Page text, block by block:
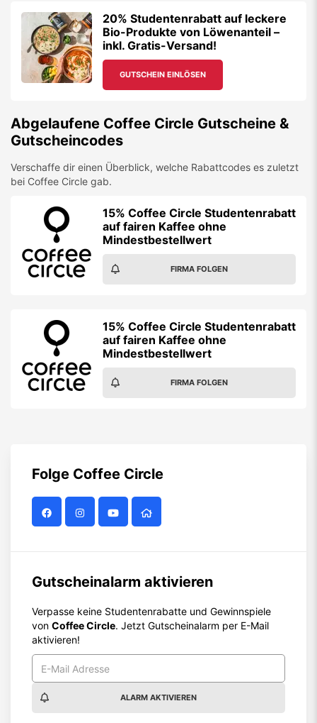
20% Studentenrabatt auf leckere
Bio-Produkte von Löwenanteil –
inkl. Gratis-Versand!
GUTSCHEIN EINLÖSEN
Abgelaufene Coffee Circle Gutscheine &
Gutscheincodes
Verschaffe dir einen Überblick, welche Rabattcodes es zuletzt
bei Coffee Circle gab.
15% Coffee Circle Studentenrabatt
auf fairen Kaffee ohne
Mindestbestellwert
FIRMA FOLGEN
15% Coffee Circle Studentenrabatt
auf fairen Kaffee ohne
Mindestbestellwert
FIRMA FOLGEN
Folge Coffee Circle
Gutscheinalarm aktivieren
Verpasse keine Studentenrabatte und Gewinnspiele
von Coffee Circle. Jetzt Gutscheinalarm per E-Mail
aktivieren!
ALARM AKTIVIEREN